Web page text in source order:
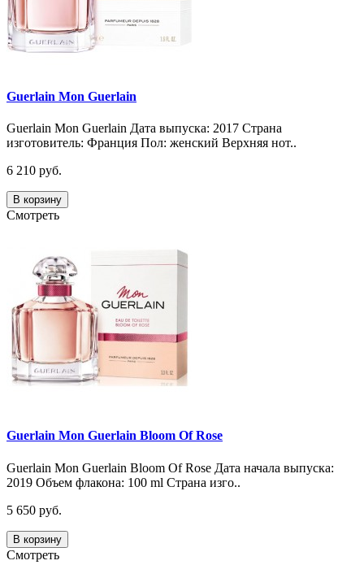
Guerlain Mon Guerlain
Guerlain Mon Guerlain Дата выпуска: 2017 Страна
изготовитель: Франция Пол: женский Верхняя нот..
6 210 руб.
В корзину
Смотреть
Guerlain Mon Guerlain Bloom Of Rose
Guerlain Mon Guerlain Bloom Of Rose Дата начала выпуска:
2019 Объем флакона: 100 ml Страна изго..
5 650 руб.
В корзину
Смотреть